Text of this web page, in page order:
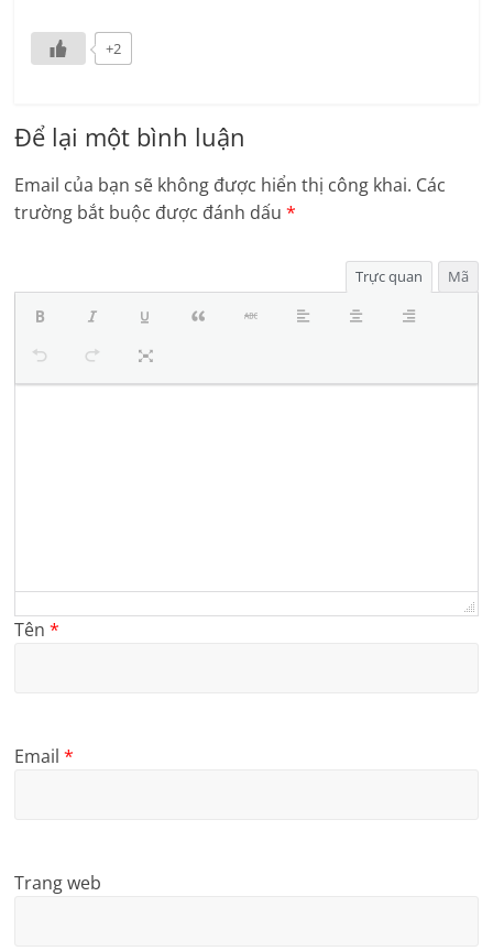
+2
Để lại một bình luận
Email của bạn sẽ không được hiển thị công khai. Các
trường bắt buộc được đánh dấu*
Trực quan Mã
Tên*
Email*
Trang web